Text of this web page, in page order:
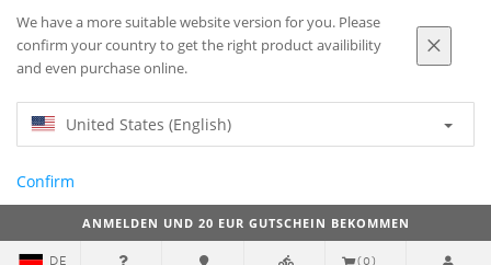
We have a more suitable website version for you. Please
confirm your country to get the right product availibility
and even purchase online.
United States (English)
Confirm
ANMELDEN UND 20 EUR GUTSCHEIN BEKOMMEN
DE (0)